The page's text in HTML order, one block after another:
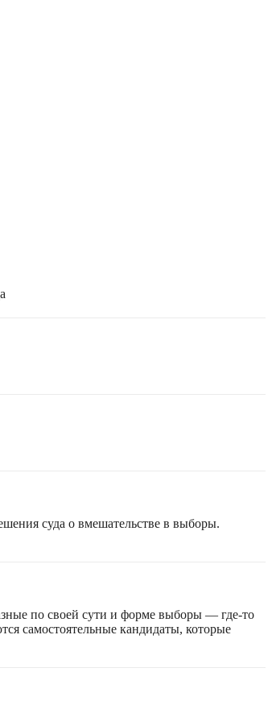
суда о вмешательстве в выборы.
по своей сути и форме выборы — где-то
самостоятельные кандидаты, которые